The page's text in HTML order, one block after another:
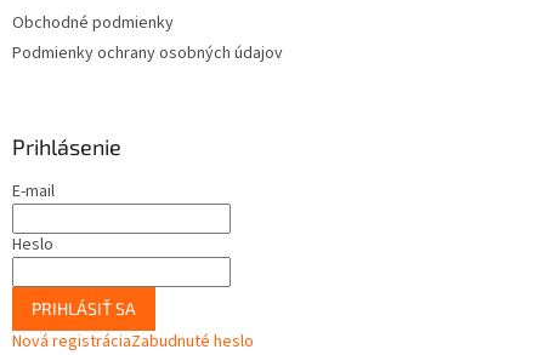
Obchodné podmienky
Podmienky ochrany osobných údajov
Prihlásenie
E-mail
Heslo
PRIHLÁSIŤ SA
Nová registráciaZabudnuté heslo